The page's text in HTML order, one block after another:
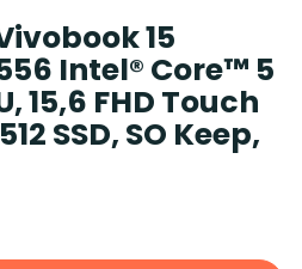
15
Intel® Core™ 5
15,6 FHD Touch
SSD, SO Keep,